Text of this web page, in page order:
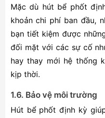
Mặc dù hút bể phốt
khoản chi phí ban đầu,
bạn tiết kiệm được
đối mặt với các sự cố
hay thay mới hệ thống
kịp thời.
1.6. Bảo vệ môi trường
Hút bể phốt định kỳ